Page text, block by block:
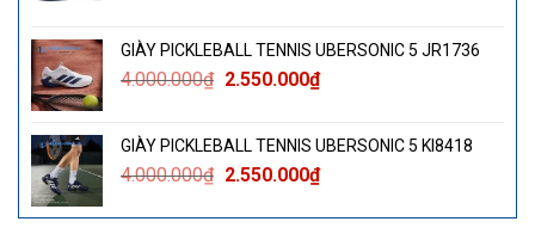
4.000.000₫.là:
2.550.000₫.
GIÀY PICKLEBALL TENNIS UBERSONIC 5 JR1736
4.000.000₫ Giá
4.000.000₫.
2.550.000₫Giá
là:
2.550.000₫.
GIÀY PICKLEBALL TENNIS UBERSONIC 5 KI8418
4.000.000₫ Giá
là:
2.550.000₫Giá
tại